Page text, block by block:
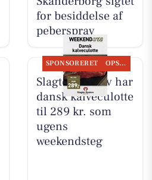
for besiddelse af
peberspray
SPONSORERET OPSLAGSTAVLEN
Slagter Byskov har
dansk kalveculotte
til 289 kr. som
ugens
weekendsteg